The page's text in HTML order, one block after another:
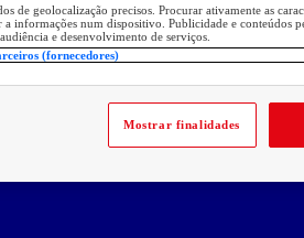
de geolocalização precisos. Procurar ativamente as
a informações num dispositivo. Publicidade e conteúdos
e desenvolvimento de serviços.
(fornecedores)
Mostrar finalidades